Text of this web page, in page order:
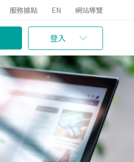
服務據點 EN 網站導覽
登入